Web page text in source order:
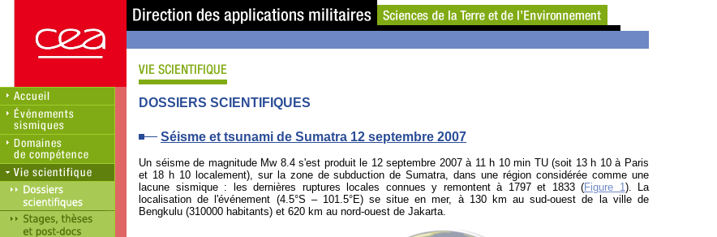
DOSSIERS SCIENTIFIQUES
Séisme et tsunami de Sumatra 12 septembre 2007
Un séisme de magnitude Mw 8.4 s'est produit le 12 septembre 2007 à 11 h 10 min TU (soit 13 h 10 à Paris
et 18 h 10 localement), sur la zone de subduction de Sumatra, dans une région considérée comme une
lacune sismique : les dernières ruptures locales connues y remontent à 1797 et 1833 (Figure 1). La
localisation de l'événement (4.5°S – 101.5°E) se situe en mer, à 130 km au sud-ouest de la ville de
Bengkulu (310000 habitants) et 620 km au nord-ouest de Jakarta.